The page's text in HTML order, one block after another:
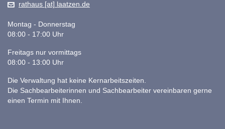
rathaus [at] laatzen.de
Montag - Donnerstag
08:00 - 17:00 Uhr
Freitags nur vormittags
08:00 - 13:00 Uhr
Die Verwaltung hat keine Kernarbeitszeiten.
Die Sachbearbeiterinnen und Sachbearbeiter vereinbaren gerne
einen Termin mit Ihnen.